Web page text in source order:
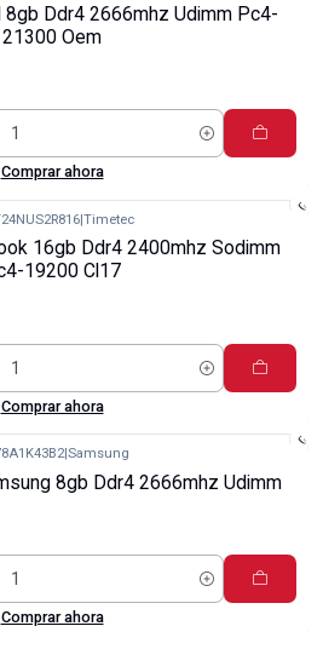
8gb Ddr4 2666mhz Udimm Pc4-
21300 Oem
Comprar ahora
|Timetec
16gb Ddr4 2400mhz Sodimm
19200 Cl17
Comprar ahora
|Samsung
8gb Ddr4 2666mhz Udimm
Comprar ahora